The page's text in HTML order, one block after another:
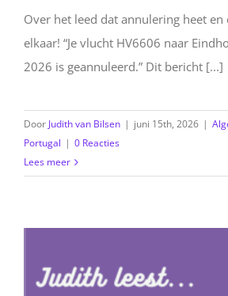
Over het leed dat annulering heet en
elkaar! “Je vlucht HV6606 naar
2026 is geannuleerd.” Dit bericht [...]
Door Judith van Bilsen | juni 15th, 2026 |
Portugal | 0 Reacties
Lees meer